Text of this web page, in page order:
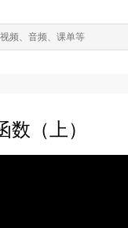
（上）